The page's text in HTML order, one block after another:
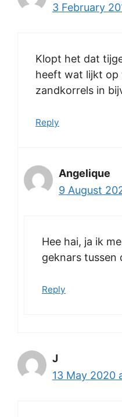
3 February
Klopt het dat
heeft wat lijkt op
zandkorrels in
Reply
Angelique
9 August
Hee hai, ja ik
geknars tussen
Reply
J
13 May 2020